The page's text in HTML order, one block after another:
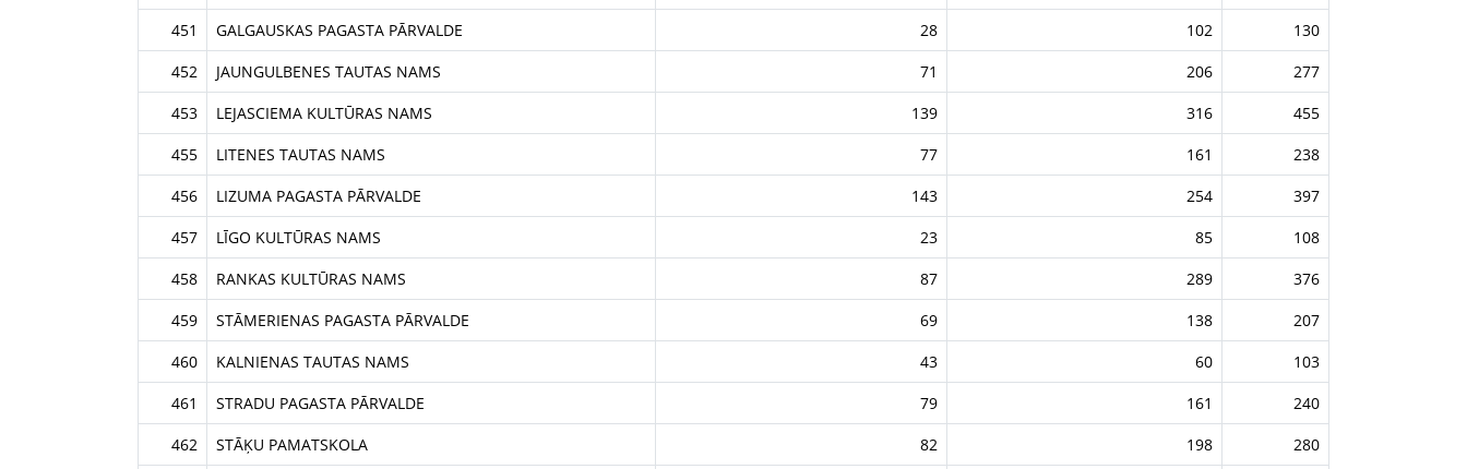
451
GALGAUSKAS PAGASTA PĀRVALDE 28 102
130
452
JAUNGULBENES TAUTAS NAMS 71 206
277
453
LEJASCIEMA KULTŪRAS NAMS 139 316
455
455
LITENES TAUTAS NAMS 77 161
238
456
LIZUMA PAGASTA PĀRVALDE 143 254
397
457
LĪGO KULTŪRAS NAMS 23 85
108
458
RANKAS KULTŪRAS NAMS 87 289
376
459
STĀMERIENAS PAGASTA PĀRVALDE 69 138
207
460
KALNIENAS TAUTAS NAMS 43 60
103
461
STRADU PAGASTA PĀRVALDE 79 161
240
462
STĀĶU PAMATSKOLA 82 198 280